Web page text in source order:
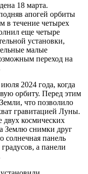
18 марта.
апогей орбиты
в течение четырех
еще четыре
установки,
малые
переход на
2024 года, когда
орбиту. Перед этим
что позволило
гравитацией Луны.
двух космических
Землю снимки друг
солнечная панель
а панели